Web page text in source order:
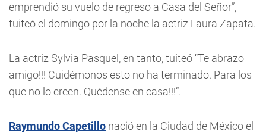
emprendió su vuelo de regreso a Casa del Señor”,
tuiteó el domingo por la noche la actriz Laura Zapata.
La actriz Sylvia Pasquel, en tanto, tuiteó “Te abrazo
amigo!!! Cuidémonos esto no ha terminado. Para los
que no lo creen. Quédense en casa!!!”.
Raymundo Capetillo nació en la Ciudad de México el